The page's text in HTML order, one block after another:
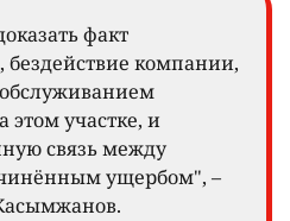
факт
компании,
этом участке, и
связь между
ущербом", –